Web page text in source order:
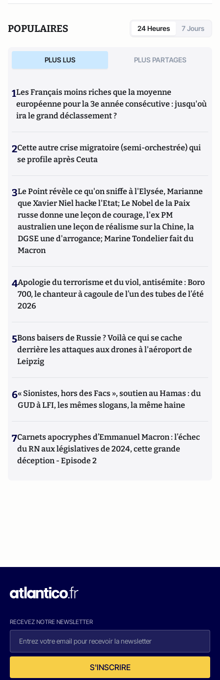
POPULAIRES 24 Heures 7 Jours
PLUS LUS PLUS PARTAGES
1Les Français moins riches que la moyenne
européenne pour la 3e année consécutive : jusqu'où
ira le grand déclassement ?
2Cette autre crise migratoire (semi-orchestrée) qui
se profile après Ceuta
3Le Point révèle ce qu'on sniffe à l'Elysée, Marianne
que Xavier Niel hacke l'Etat; Le Nobel de la Paix
russe donne une leçon de courage, l'ex PM
australien une leçon de réalisme sur la Chine, la
DGSE une d'arrogance; Marine Tondelier fait du
Macron
4Apologie du terrorisme et du viol, antisémite : Boro
700, le chanteur à cagoule de l’un des tubes de l’été
2026
5Bons baisers de Russie ? Voilà ce qui se cache
derrière les attaques aux drones à l'aéroport de
Leipzig
6« Sionistes, hors des Facs », soutien au Hamas : du
GUD à LFI, les mêmes slogans, la même haine
7Carnets apocryphes d’Emmanuel Macron : l’échec
du RN aux législatives de 2024, cette grande
déception - Episode 2
RECEVEZ NOTRE NEWSLETTER
S'INSCRIRE